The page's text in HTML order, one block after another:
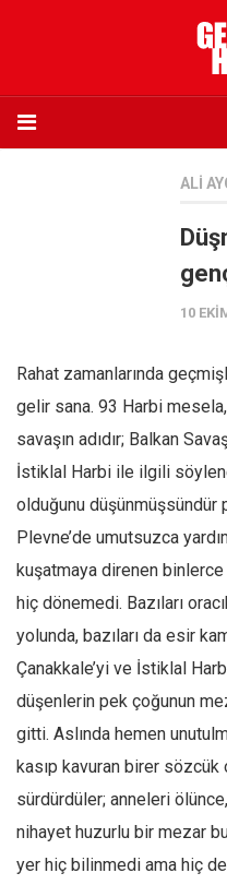
Abone olmak istiyorum
Sosyal Medya
Twitter
Facebook
Instagram
YouTube
Editörden
Yazarlar
Mahmut Toptaş
Yvonne Ridley
Barış Tarımcıoğlu
Ömer Kayani
Yusuf Armağan
ALI
10
Rahat zamanlarında
gelir sana. 93 Harbi
savaşın adıdır; Balkan
İstiklal Harbi ile ilgili
olduğunu düşünmüşsündür
Plevne’de umutsuzca
kuşatmaya direnen
hiç dönemedi. Bazıları
yolunda, bazıları da esir
Çanakkale’yi ve İstiklal
düşenlerin pek çoğunun
gitti. Aslında hemen
kasıp kavuran birer sözcük
sürdürdüler; anneleri
nihayet huzurlu bir mezar
yer hiç bilinmedi ama hiç